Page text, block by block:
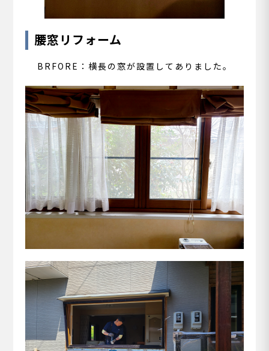
腰窓リフォーム
BRFORE：横長の窓が設置してありました。